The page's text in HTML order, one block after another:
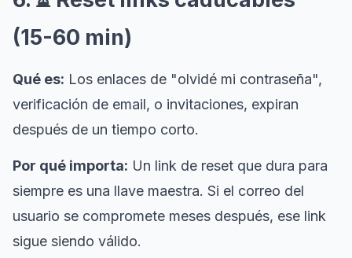
(15-60 min)
Qué es: Los enlaces de "olvidé mi contraseña",
verificación de email, o invitaciones, expiran
después de un tiempo corto.
Por qué importa: Un link de reset que dura para
siempre es una llave maestra. Si el correo del
usuario se compromete meses después, ese link
sigue siendo válido.